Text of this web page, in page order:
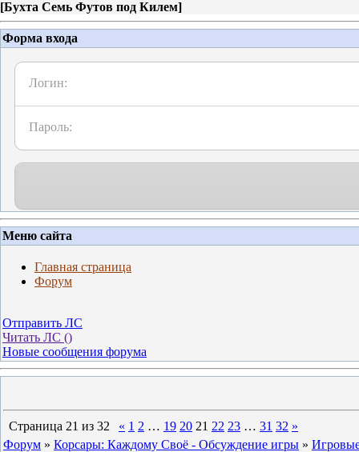
[Бухта Семь Футов под Килем]
Форма входа
Логин:
Пароль:
Меню сайта
Главная страница
Форум
Отправить ЛС
Читать ЛС ()
Новые сообщения форума
Страница 21 из 32 « 1 2 … 19 20 21 22 23 … 31 32 »
Форум » Корсары: Каждому Своё - Обсуждение игры »